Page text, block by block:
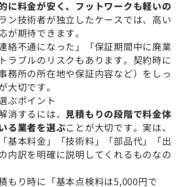
に料金が安く、フットワークも軽いの
ン技術者が独立したケースでは、高い
が期待できます。
絡不通になった」「保証期間中に廃業
ラブルのリスクもあります。契約時に
務所の所在地や保証内容など）をしっ
大切です。
ぶポイント
消するには、 見積もりの段階で料金体
る業者を選ぶことが大切です。実は、
基本料金」「技術料」「部品代」「出
内訳を明確に説明してくれるものなの
もり時に「基本点検料は5,000円で